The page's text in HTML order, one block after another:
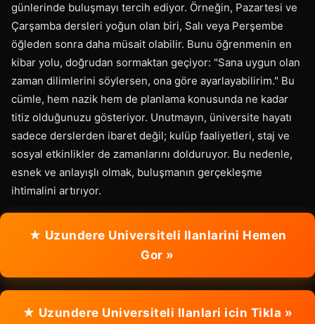
günlerinde buluşmayı tercih ediyor. Örneğin, Pazartesi ve
Çarşamba dersleri yoğun olan biri, Salı veya Perşembe
öğleden sonra daha müsait olabilir. Bunu öğrenmenin en
kibar yolu, doğrudan sormaktan geçiyor: "Sana uygun olan
zaman dilimlerini söylersen, ona göre ayarlayabilirim." Bu
cümle, hem nazik hem de planlama konusunda ne kadar
titiz olduğunuzu gösteriyor. Unutmayın, üniversite hayatı
sadece derslerden ibaret değil; kulüp faaliyetleri, staj ve
sosyal etkinlikler de zamanlarını dolduruyor. Bu nedenle,
esnek ve anlayışlı olmak, buluşmanın gerçekleşme
ihtimalini artırıyor.
★ Uzundere Universiteli Ilanlarini Hemen
Gor »
★ Uzundere Universiteli Ilanlari icin Tikla »